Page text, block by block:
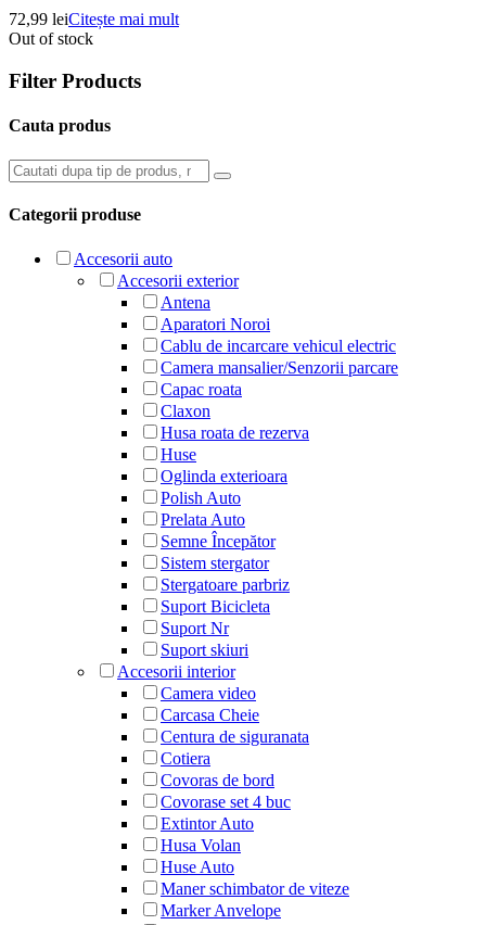
72,99 leiCitește mai mult
Out of stock
Filter Products
Cauta produs
Categorii produse
Accesorii auto
Accesorii exterior
Antena
Aparatori Noroi
Cablu de incarcare vehicul electric
Camera mansalier/Senzorii parcare
Capac roata
Claxon
Husa roata de rezerva
Huse
Oglinda exterioara
Polish Auto
Prelata Auto
Semne Începător
Sistem stergator
Stergatoare parbriz
Suport Bicicleta
Suport Nr
Suport skiuri
Accesorii interior
Camera video
Carcasa Cheie
Centura de siguranata
Cotiera
Covoras de bord
Covorase set 4 buc
Extintor Auto
Husa Volan
Huse Auto
Maner schimbator de viteze
Marker Anvelope